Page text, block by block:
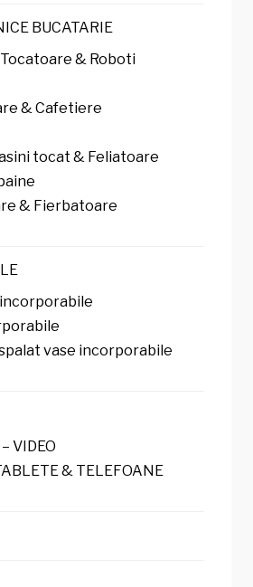
BUCATARIE
& Roboti
& Cafetiere
tocat & Feliatoare
& Fierbatoare
vase incorporabile
VIDEO
& TELEFOANE